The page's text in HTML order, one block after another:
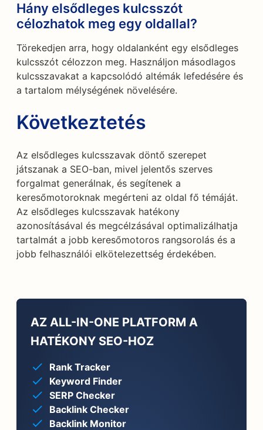
Hány elsődleges kulcsszót
célozhatok meg egy oldallal?
Törekedjen arra, hogy oldalanként egy elsődleges
kulcsszót célozzon meg. Használjon másodlagos
kulcsszavakat a kapcsolódó altémák lefedésére és
a tartalom mélységének növelésére.
Következtetés
Az elsődleges kulcsszavak döntő szerepet
játszanak a SEO-ban, mivel jelentős szerves
forgalmat generálnak, és segítenek a
keresőmotoroknak megérteni az oldal fő témáját.
Az elsődleges kulcsszavak hatékony
azonosításával és megcélzásával optimalizálhatja
tartalmát a jobb keresőmotoros rangsorolás és a
jobb felhasználói elkötelezettség érdekében.
AZ ALL-IN-ONE PLATFORM A
HATÉKONY SEO-HOZ
Rank Tracker
Keyword Finder
SERP Checker
Backlink Checker
Backlink Monitor